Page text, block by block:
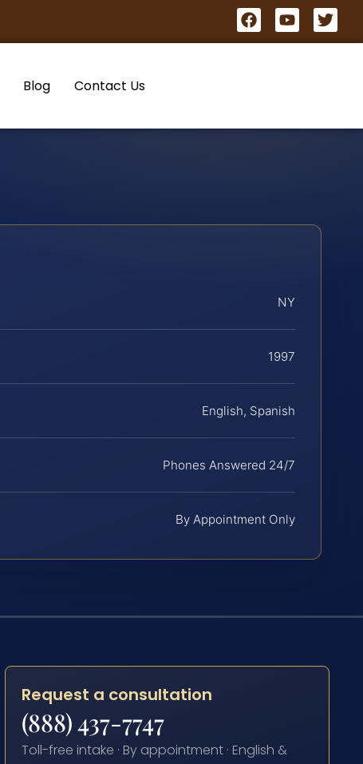
Blog Contact Us
NY
1997
English, Spanish
Phones Answered 24/7
By Appointment Only
Request a consultation
(888) 437-7747
Toll-free intake · By appointment · English &